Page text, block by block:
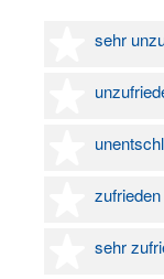
sehr
1
2
3
zufrieden
4
sehr
5